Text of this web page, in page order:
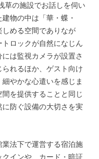
草の施設でお話しを伺い
物の中は「華・蝶・
める空間でありなが
ロックが自然になじん
は監視カメラが設置さ
れるほか、ゲスト向け
やかな心遣いを感じま
を提供することと同じ
防ぐ設備の大切さを実
法下で運営する宿泊施
インや、カード・暗証